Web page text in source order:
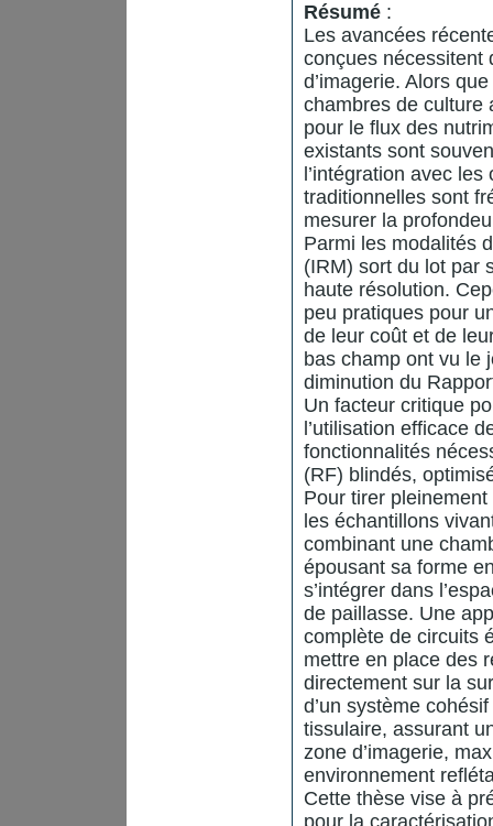
Résumé :
Les avancées
conçues nécessitent
d’imagerie. Alors
chambres de culture
pour le flux des
existants sont
l’intégration avec
traditionnelles sont
mesurer la
Parmi les modalités
(IRM) sort du lot par
haute résolution.
peu pratiques pour
de leur coût et de
bas champ ont vu le
diminution du
Un facteur critique
l’utilisation efficace
fonctionnalités
(RF) blindés,
Pour tirer
les échantillons
combinant une
épousant sa forme
s’intégrer dans
de paillasse. Une
complète de circuits
mettre en place des
directement sur la
d’un système
tissulaire, assurant
zone d’imagerie,
environnement
Cette thèse vise à
pour la